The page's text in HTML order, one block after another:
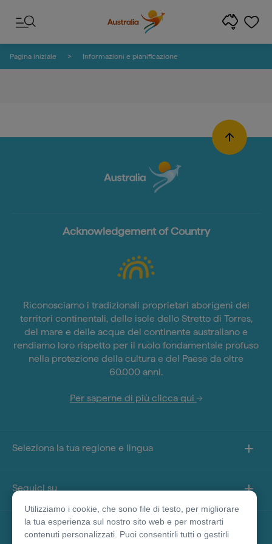
Pagina iniziale Informazioni e pianificazione
Acknowledgement of Country
Riconosciamo i tradizionali proprietari aborigeni dei
territori continentali, delle isole dello Stretto di Torres,
del mare e delle acque del continente australiano e
rendiamo loro rispetto per il ruolo fondamentale profuso
nella protezione della cultura e del Paese da oltre
60.000 anni.
Per saperne di più clicca qui
Seleziona la tua regione e lingua
Seguici su
Informazioni sul sito
Utilizziamo i cookie, che sono file di testo, per migliorare
la tua esperienza sul nostro sito web e per mostrarti
contenuti personalizzati. Puoi consentirli tutti o gestirli